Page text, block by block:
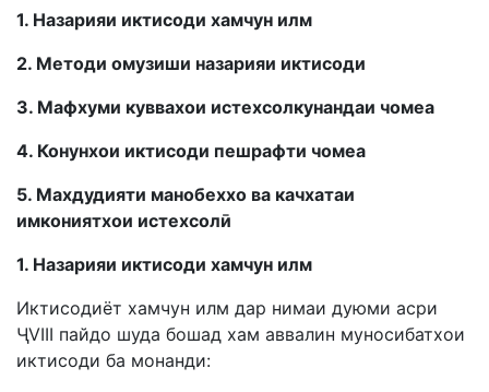
1. Назарияи иктисоди хамчун илм
2. Методи омузиши назарияи иктисоди
3. Мафхуми куввахои истехсолкунандаи чомеа
4. Конунхои иктисоди пешрафти чомеа
5. Махдудияти манобеххо ва качхатаи
имкониятхои истехсолӣ
1. Назарияи иктисоди хамчун илм
Иктисодиёт хамчун илм дар нимаи дуюми асри
ҶVIII пайдо шуда бошад хам аввалин муносибатхои
иктисоди ба монанди: